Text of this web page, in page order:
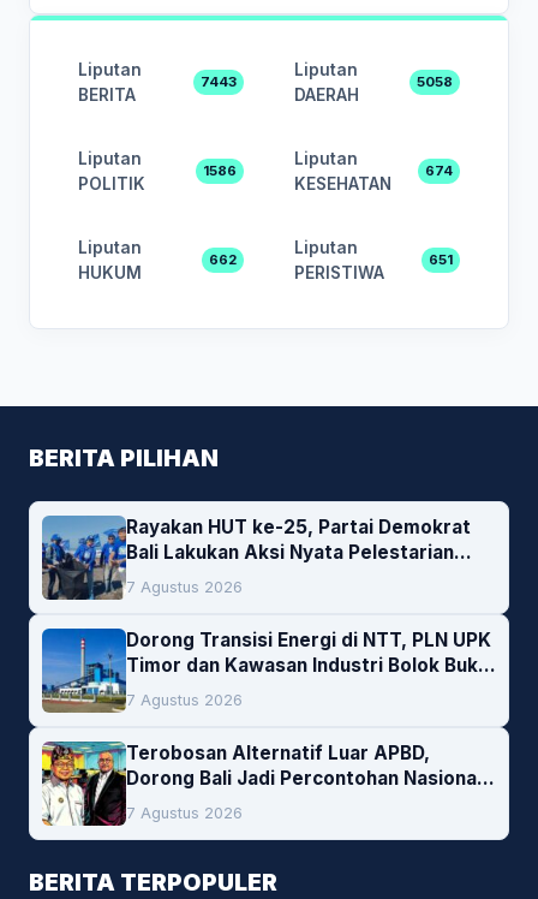
Liputan
BERITA
7443
Liputan
DAERAH
5058
Liputan
POLITIK
1586
Liputan
KESEHATAN
674
Liputan
HUKUM
662
Liputan
PERISTIWA
651
BERITA PILIHAN
Rayakan HUT ke-25, Partai Demokrat
Bali Lakukan Aksi Nyata Pelestarian
Lingkungan
7 Agustus 2026
Dorong Transisi Energi di NTT, PLN UPK
Timor dan Kawasan Industri Bolok Buka
Peluang Investasi Woodchip untuk
Cofiring PLTU Bolok
7 Agustus 2026
Terobosan Alternatif Luar APBD,
Dorong Bali Jadi Percontohan Nasional
Pembiayaan Daerah
7 Agustus 2026
BERITA TERPOPULER